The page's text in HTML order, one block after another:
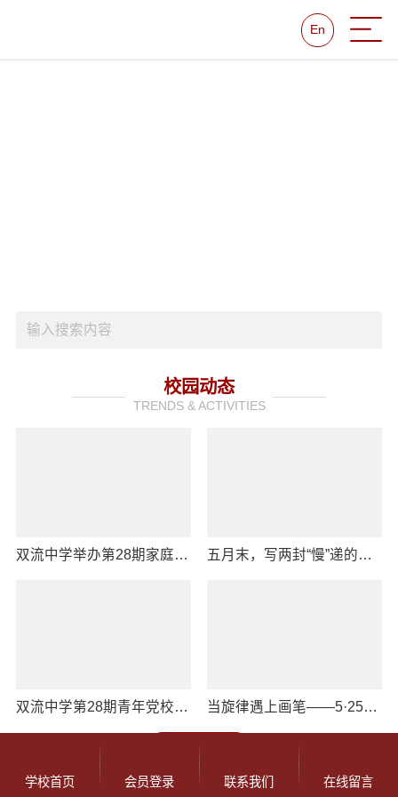
En
校园动态
TRENDS & ACTIVITIES
双流中学举办第28期家庭教育讲座 五月末，写两封“慢”递的小情书——525特辑之初三、高三年级
双流中学第28期青年党校爱国主义电影观影分享活动圆满举行 当旋律遇上画笔——5·25特辑之高二年级“我的主打歌”征集活动
学校首页 会员登录 联系我们 在线留言